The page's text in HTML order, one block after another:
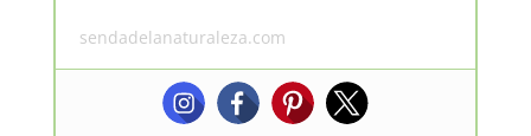
sendadelanaturaleza.com